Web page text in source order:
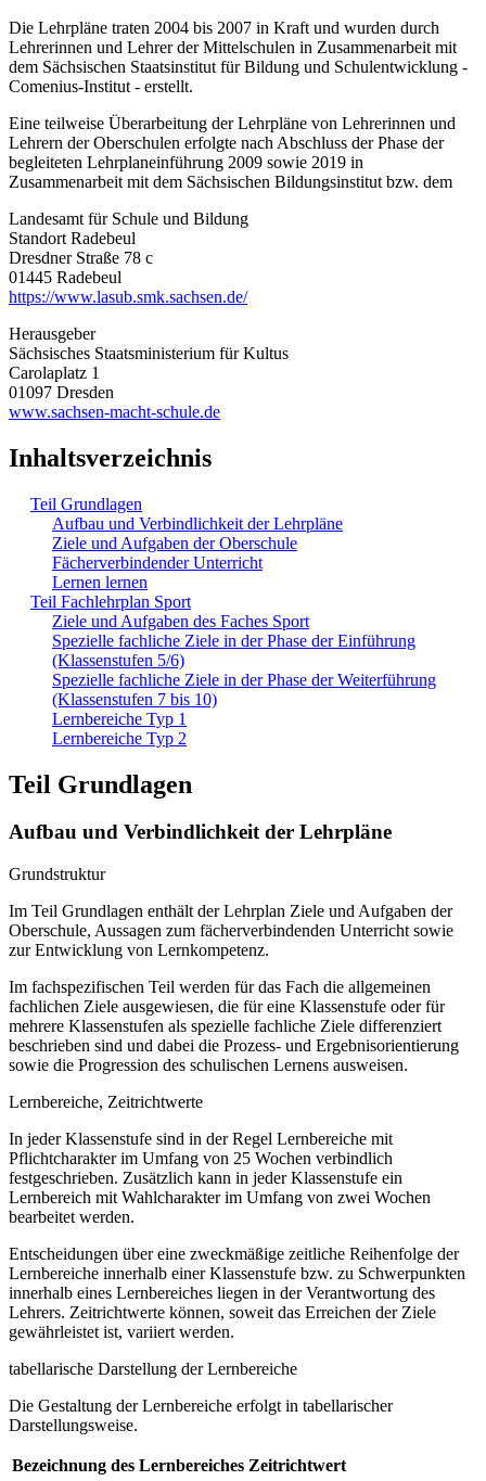
Die Lehrpläne traten 2004 bis 2007 in Kraft und wurden durch
Lehrerinnen und Lehrer der Mittelschulen in Zusammenarbeit mit
dem Sächsischen Staatsinstitut für Bildung und Schulentwicklung -
Comenius-Institut - erstellt.
Eine teilweise Überarbeitung der Lehrpläne von Lehrerinnen und
Lehrern der Oberschulen erfolgte nach Abschluss der Phase der
begleiteten Lehrplaneinführung 2009 sowie 2019 in
Zusammenarbeit mit dem Sächsischen Bildungsinstitut bzw. dem
Landesamt für Schule und Bildung
Standort Radebeul
Dresdner Straße 78 c
01445 Radebeul
https://www.lasub.smk.sachsen.de/
Herausgeber
Sächsisches Staatsministerium für Kultus
Carolaplatz 1
01097 Dresden
www.sachsen-macht-schule.de
Inhaltsverzeichnis
Teil Grundlagen
Aufbau und Verbindlichkeit der Lehrpläne
Ziele und Aufgaben der Oberschule
Fächerverbindender Unterricht
Lernen lernen
Teil Fachlehrplan Sport
Ziele und Aufgaben des Faches Sport
Spezielle fachliche Ziele in der Phase der Einführung
(Klassenstufen 5/6)
Spezielle fachliche Ziele in der Phase der Weiterführung
(Klassenstufen 7 bis 10)
Lernbereiche Typ 1
Lernbereiche Typ 2
Teil Grundlagen
Aufbau und Verbindlichkeit der Lehrpläne
Grundstruktur
Im Teil Grundlagen enthält der Lehrplan Ziele und Aufgaben der
Oberschule, Aussagen zum fächerverbindenden Unterricht sowie
zur Entwicklung von Lernkompetenz.
Im fachspezifischen Teil werden für das Fach die allgemeinen
fachlichen Ziele ausgewiesen, die für eine Klassenstufe oder für
mehrere Klassenstufen als spezielle fachliche Ziele differenziert
beschrieben sind und dabei die Prozess- und Ergebnisorientierung
sowie die Progression des schulischen Lernens ausweisen.
Lernbereiche, Zeitrichtwerte
In jeder Klassenstufe sind in der Regel Lernbereiche mit
Pflichtcharakter im Umfang von 25 Wochen verbindlich
festgeschrieben. Zusätzlich kann in jeder Klassenstufe ein
Lernbereich mit Wahlcharakter im Umfang von zwei Wochen
bearbeitet werden.
Entscheidungen über eine zweckmäßige zeitliche Reihenfolge der
Lernbereiche innerhalb einer Klassenstufe bzw. zu Schwerpunkten
innerhalb eines Lernbereiches liegen in der Verantwortung des
Lehrers. Zeitrichtwerte können, soweit das Erreichen der Ziele
gewährleistet ist, variiert werden.
tabellarische Darstellung der Lernbereiche
Die Gestaltung der Lernbereiche erfolgt in tabellarischer
Darstellungsweise.
Bezeichnung des Lernbereiches Zeitrichtwert